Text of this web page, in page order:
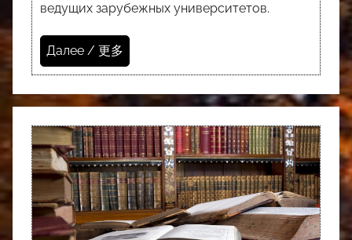
ведущих зарубежных университетов.
Далее / 更多